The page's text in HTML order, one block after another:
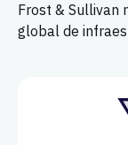
Frost & Sullivan
global de